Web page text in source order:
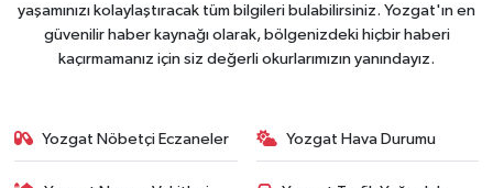
yaşamınızı kolaylaştıracak tüm bilgileri bulabilirsiniz. Yozgat'ın en
güvenilir haber kaynağı olarak, bölgenizdeki hiçbir haberi
kaçırmamanız için siz değerli okurlarımızın yanındayız.
Yozgat Nöbetçi Eczaneler Yozgat Hava Durumu